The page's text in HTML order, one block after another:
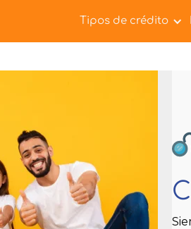
Tipos de crédito